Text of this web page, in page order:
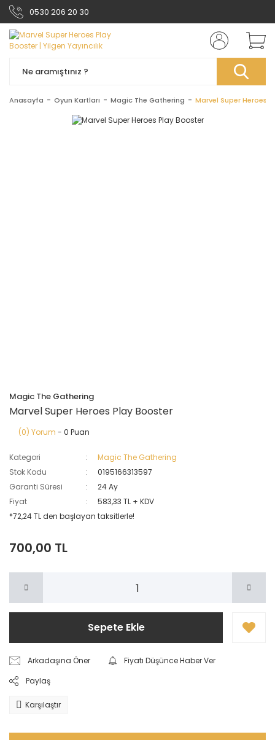
0530 206 20 30
Anasayfa Oyun Kartları Magic The Gathering Marvel Super Heroes
Magic The Gathering
Marvel Super Heroes Play Booster
(0) Yorum - 0 Puan
Kategori
Magic The Gathering
Stok Kodu
0195166313597
Garanti Süresi
24 Ay
Fiyat
583,33 TL + KDV
*72,24 TL den başlayan taksitlerle!
700,00 TL
Sepete Ekle
Arkadaşına Öner
Fiyatı Düşünce Haber Ver
Paylaş
Karşılaştır